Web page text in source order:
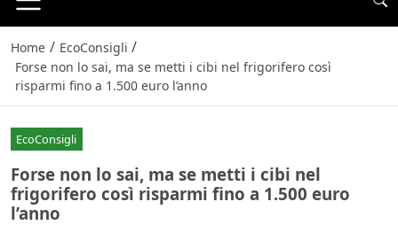
Home / EcoConsigli /
Forse non lo sai, ma se metti i cibi nel frigorifero così
risparmi fino a 1.500 euro l’anno
EcoConsigli
Forse non lo sai, ma se metti i cibi nel
frigorifero così risparmi fino a 1.500 euro
l’anno